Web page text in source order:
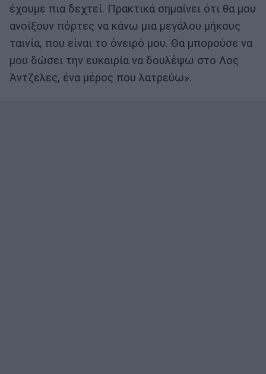
έχουμε πια δεχτεί. Πρακτικά σημαίνει ότι θα μου
ανοίξουν πόρτες να κάνω μια μεγάλου μήκους
ταινία, που είναι το όνειρό μου. Θα μπορούσε να
μου δώσει την ευκαιρία να δουλέψω στο Λος
Άντζελες, ένα μέρος που λατρεύω».